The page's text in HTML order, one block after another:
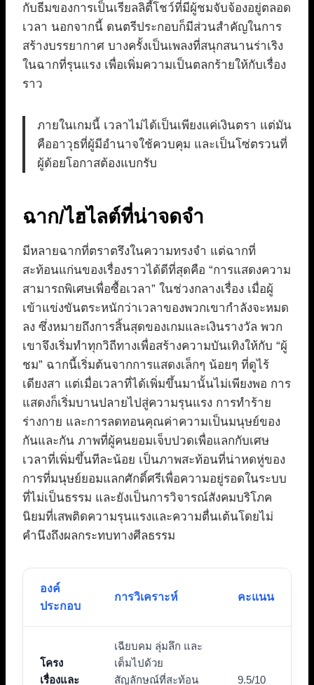
กับธีมของการเป็นเรียลลิตี้โชว์ที่มีผู้ชมจับจ้องอยู่ตลอด
เวลา นอกจากนี้ ดนตรีประกอบก็มีส่วนสำคัญในการ
สร้างบรรยากาศ บางครั้งเป็นเพลงที่สนุกสนานร่าเริง
ในฉากที่รุนแรง เพื่อเพิ่มความเป็นตลกร้ายให้กับเรื่อง
ราว
ภายในเกมนี้ เวลาไม่ได้เป็นเพียงแค่เงินตรา แต่มัน
คืออาวุธที่ผู้มีอำนาจใช้ควบคุม และเป็นโซ่ตรวนที่
ผู้ด้อยโอกาสต้องแบกรับ
ฉาก/ไฮไลต์ที่น่าจดจำ
มีหลายฉากที่ตราตรึงในความทรงจำ แต่ฉากที่
สะท้อนแก่นของเรื่องราวได้ดีที่สุดคือ “การแสดงความ
สามารถพิเศษเพื่อซื้อเวลา” ในช่วงกลางเรื่อง เมื่อผู้
เข้าแข่งขันตระหนักว่าเวลาของพวกเขากำลังจะหมด
ลง ซึ่งหมายถึงการสิ้นสุดของเกมและเงินรางวัล พวก
เขาจึงเริ่มทำทุกวิถีทางเพื่อสร้างความบันเทิงให้กับ “ผู้
ชม” ฉากนี้เริ่มต้นจากการแสดงเล็กๆ น้อยๆ ที่ดูไร้
เดียงสา แต่เมื่อเวลาที่ได้เพิ่มขึ้นมานั้นไม่เพียงพอ การ
แสดงก็เริ่มบานปลายไปสู่ความรุนแรง การทำร้าย
ร่างกาย และการลดทอนคุณค่าความเป็นมนุษย์ของ
กันและกัน ภาพที่ผู้คนยอมเจ็บปวดเพื่อแลกกับเศษ
เวลาที่เพิ่มขึ้นทีละน้อย เป็นภาพสะท้อนที่น่าหดหู่ของ
การที่มนุษย์ยอมแลกศักดิ์ศรีเพื่อความอยู่รอดในระบบ
ที่ไม่เป็นธรรม และยังเป็นการวิจารณ์สังคมบริโภค
นิยมที่เสพติดความรุนแรงและความตื่นเต้นโดยไม่
คำนึงถึงผลกระทบทางศีลธรรม
องค์
ประกอบ
การวิเคราะห์ คะแนน
โครง
เรื่องและ
เฉียบคม ลุ่มลึก และ
เต็มไปด้วย
สัญลักษณ์ที่สะท้อน
9.5/10